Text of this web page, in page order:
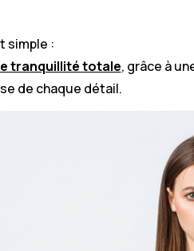
simple :
tranquillité totale, grâce à
de chaque détail.